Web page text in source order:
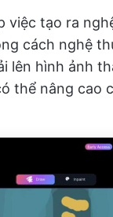
việc tạo ra
cách nghệ
lên hình ảnh
thể nâng cao